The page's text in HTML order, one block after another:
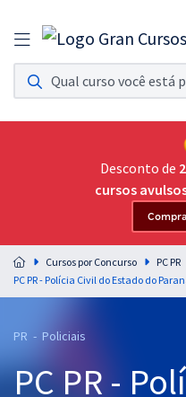
Assinatura Ilimitada 11
Acesso a todos os cursos. Teste
Assinatura OAB Até
Acesso ilimitado a toda
Residências
Preparação completa e intensiva
residências em saúde do Brasil
Cursos 20% OFF
Desconto de
cursos
Cursos por Concurso
PC PR
PR - Policiais
PC PR -